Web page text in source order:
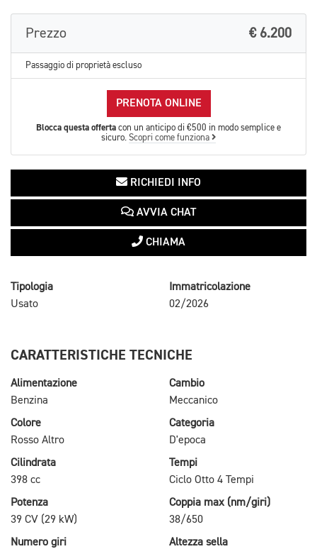
Prezzo € 6.200
Passaggio di proprietà escluso
PRENOTA ONLINE
Blocca questa offerta con un anticipo di €500 in modo semplice e
sicuro. Scopri come funziona
RICHIEDI INFO
AVVIA CHAT
CHIAMA
Tipologia
Usato
Immatricolazione
02/2026
CARATTERISTICHE TECNICHE
Alimentazione
Benzina
Cambio
Meccanico
Colore
Rosso Altro
Categoria
D'epoca
Cilindrata
398 cc
Tempi
Ciclo Otto 4 Tempi
Potenza
39 CV (29 kW)
Coppia max (nm/giri)
38/650
Numero giri
Altezza sella